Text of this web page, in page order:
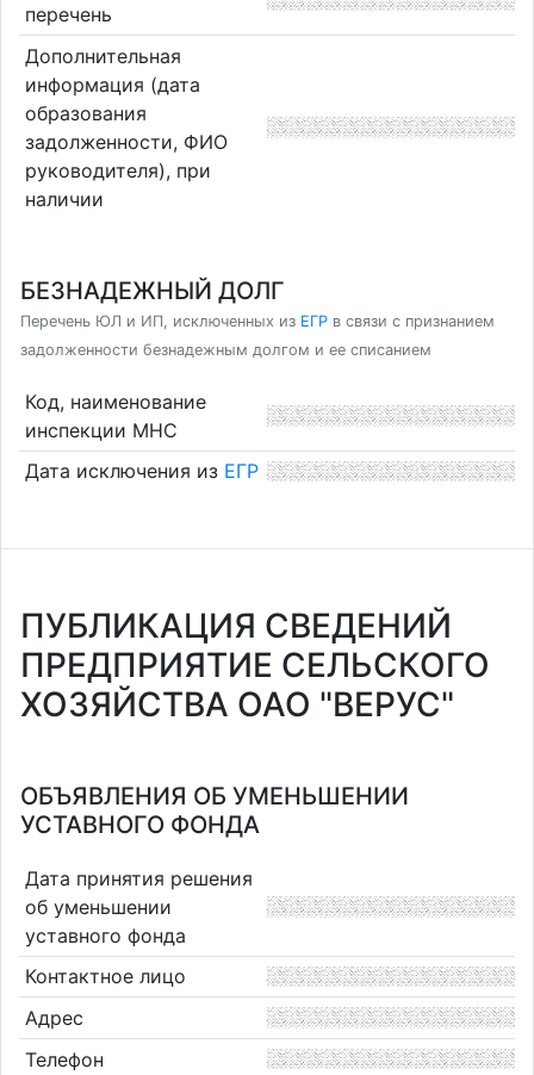
перечень
Дополнительная
информация (дата
образования
задолженности, ФИО
руководителя), при
наличии
БЕЗНАДЕЖНЫЙ ДОЛГ
Перечень ЮЛ и ИП, исключенных из ЕГР в связи с признанием
задолженности безнадежным долгом и ее списанием
Код, наименование
инспекции МНС
Дата исключения из ЕГР
ПУБЛИКАЦИЯ СВЕДЕНИЙ
ПРЕДПРИЯТИЕ СЕЛЬСКОГО
ХОЗЯЙСТВА ОАО "ВЕРУС"
ОБЪЯВЛЕНИЯ ОБ УМЕНЬШЕНИИ
УСТАВНОГО ФОНДА
Дата принятия решения
об уменьшении
уставного фонда
Контактное лицо
Адрес
Телефон